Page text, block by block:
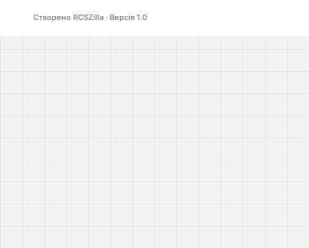
Створено RCSZilla · Версія 1.0